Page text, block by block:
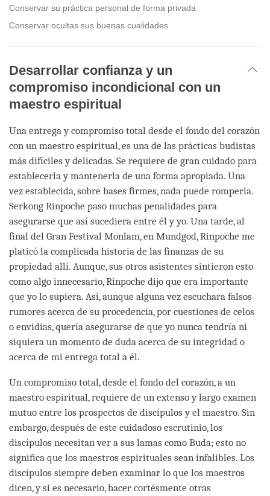
Conservar su práctica personal de forma privada
Conservar ocultas sus buenas cualidades
Desarrollar confianza y un
compromiso incondicional con un
maestro espiritual
Una entrega y compromiso total desde el fondo del corazón
con un maestro espiritual, es una de las prácticas budistas
más difíciles y delicadas. Se requiere de gran cuidado para
establecerla y mantenerla de una forma apropiada. Una
vez establecida, sobre bases firmes, nada puede romperla.
Serkong Rinpoche paso muchas penalidades para
asegurarse que así sucediera entre él y yo. Una tarde, al
final del Gran Festival Monlam, en Mundgod, Rinpoche me
platicó la complicada historia de las finanzas de su
propiedad allí. Aunque, sus otros asistentes sintieron esto
como algo innecesario, Rinpoche dijo que era importante
que yo lo supiera. Así, aunque alguna vez escuchara falsos
rumores acerca de su procedencia, por cuestiones de celos
o envidias, quería asegurarse de que yo nunca tendría ni
siquiera un momento de duda acerca de su integridad o
acerca de mi entrega total a él.
Un compromiso total, desde el fondo del corazón, a un
maestro espiritual, requiere de un extenso y largo examen
mutuo entre los prospectos de discípulos y el maestro. Sin
embargo, después de este cuidadoso escrutinio, los
discípulos necesitan ver a sus lamas como Buda; esto no
significa que los maestros espirituales sean infalibles. Los
discípulos siempre deben examinar lo que los maestros
dicen, y si es necesario, hacer cortésmente otras